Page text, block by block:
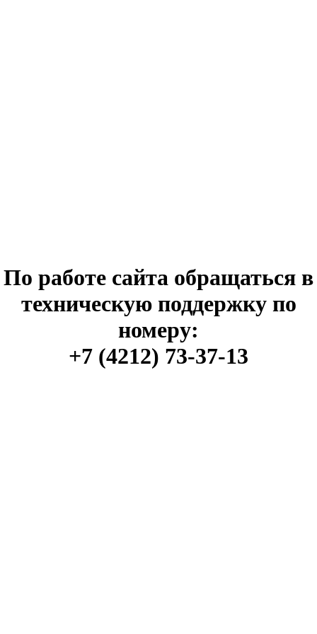
По работе сайта обращаться в
техническую поддержку по
номеру:
+7 (4212) 73-37-13